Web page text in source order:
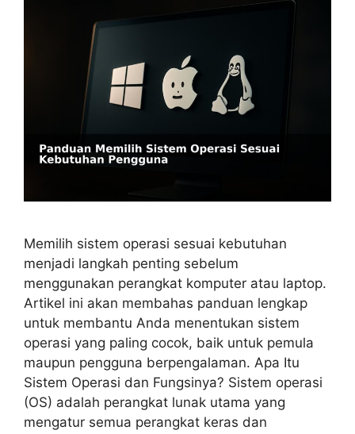
Memilih sistem operasi sesuai kebutuhan
menjadi langkah penting sebelum
menggunakan perangkat komputer atau laptop.
Artikel ini akan membahas panduan lengkap
untuk membantu Anda menentukan sistem
operasi yang paling cocok, baik untuk pemula
maupun pengguna berpengalaman. Apa Itu
Sistem Operasi dan Fungsinya? Sistem operasi
(OS) adalah perangkat lunak utama yang
mengatur semua perangkat keras dan